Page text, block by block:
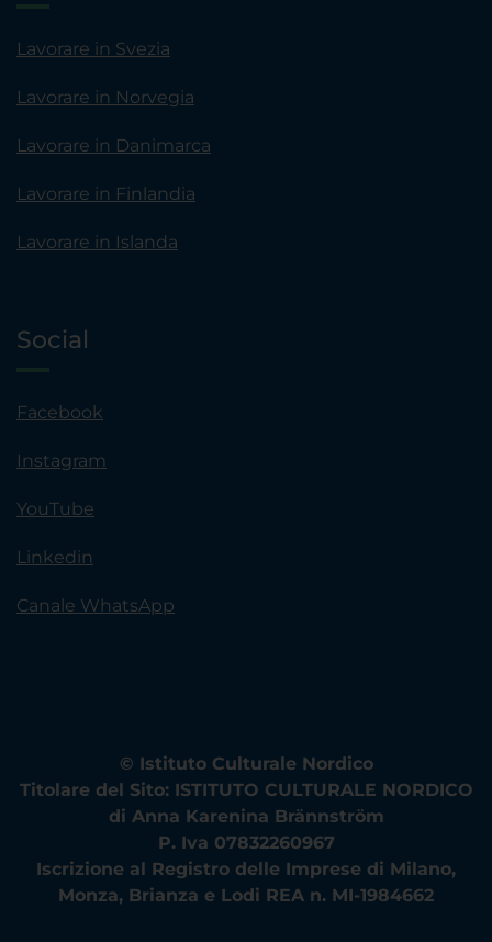
Lavorare in Svezia
Lavorare in Norvegia
Lavorare in Danimarca
Lavorare in Finlandia
Lavorare in Islanda
Social
Facebook
Instagram
YouTube
Linkedin
Canale WhatsApp
© Istituto Culturale Nordico
Titolare del Sito: ISTITUTO CULTURALE NORDICO
di Anna Karenina Brännström
P. Iva 07832260967
Iscrizione al Registro delle Imprese di Milano,
Monza, Brianza e Lodi REA n. MI-1984662